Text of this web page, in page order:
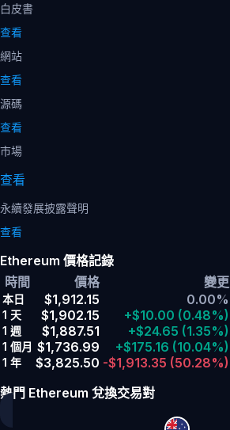
白皮書
查看
網站
查看
源碼
查看
市場
查看
永續發展披露聲明
查看
Ethereum 價格記錄
時間
價格 變更
本日 $1,912.15 0.00%
1 天 $1,902.15 +$10.00 (0.48%)
1 週 $1,887.51 +$24.65 (1.35%)
1 個月 $1,736.99 +$175.16 (10.04%)
1 年 $3,825.50 -$1,913.35 (50.28%)
熱門 Ethereum 兌換交易對